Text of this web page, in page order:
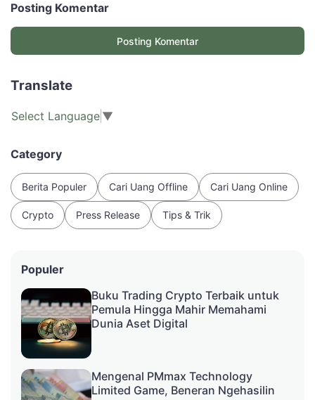
Posting Komentar
Posting Komentar
Translate
Select Language ▼
Category
Berita Populer Cari Uang Offline Cari Uang Online
Crypto Press Release Tips & Trik
Populer
Buku Trading Crypto Terbaik untuk
Pemula Hingga Mahir Memahami
Dunia Aset Digital
Mengenal PMmax Technology
Limited Game, Beneran Ngehasilin